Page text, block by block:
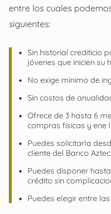
entre los cuales
siguientes:
Sin historial crediticio
jóvenes que inicien su
No exige mínimo de
Sin costos de
Ofrece de 3 hasta 6
compras físicas y ene
Puedes solicitarla
cliente del Banco
Puedes disponer
crédito sin
Puedes elegir entre